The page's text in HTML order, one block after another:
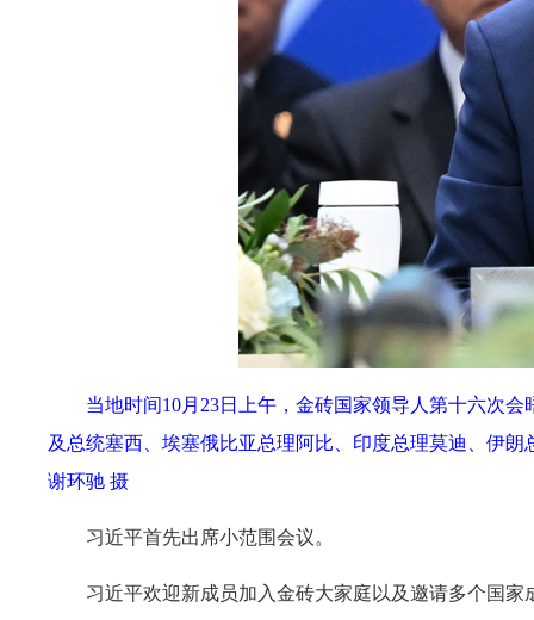
当地时间10月23日上午，金砖国家领导人第十六次
及总统塞西、埃塞俄比亚总理阿比、印度总理莫迪、伊
谢环驰 摄
习近平首先出席小范围会议。
习近平欢迎新成员加入金砖大家庭以及邀请多个国